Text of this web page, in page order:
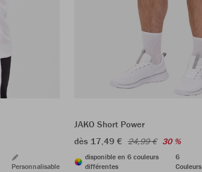
Personnalisable
JAKO Short Power
dès 17,49 € 24,99 € 30 %
disponible en 6 couleurs
différentes
6
Couleurs